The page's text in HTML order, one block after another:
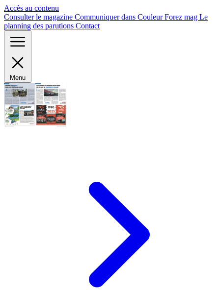
Accès au contenu
Consulter le magazine Communiquer dans Couleur Forez mag Le
planning des parutions Contact
Menu
Panneau de gestion des cookies